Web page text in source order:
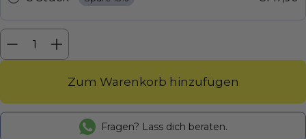
Menge
Menge
Zum Warenkorb hinzufügen
Fragen? Lass dich beraten.